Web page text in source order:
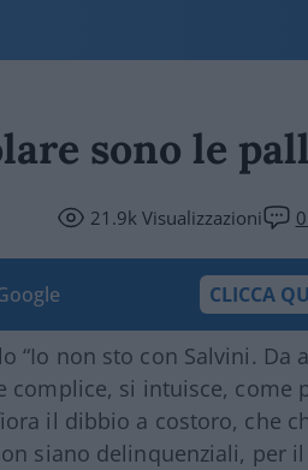
sono le
21.9kVisualizzazioni 0
CLICCA
“Io non sto con Salvini. Da
complice, si intuisce, come
il dibbio a costoro, che
siano delinquenziali, per